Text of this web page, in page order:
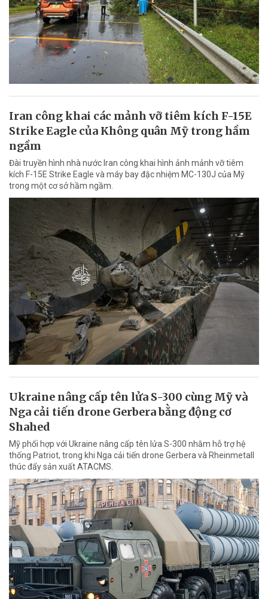
Iran công khai các mảnh vỡ tiêm kích F-15E
Strike Eagle của Không quân Mỹ trong hầm
ngầm
Đài truyền hình nhà nước Iran công khai hình ảnh mảnh vỡ tiêm
kích F-15E Strike Eagle và máy bay đặc nhiệm MC-130J của Mỹ
trong một cơ sở hầm ngầm.
Ukraine nâng cấp tên lửa S-300 cùng Mỹ và
Nga cải tiến drone Gerbera bằng động cơ
Shahed
Mỹ phối hợp với Ukraine nâng cấp tên lửa S-300 nhằm hỗ trợ hệ
thống Patriot, trong khi Nga cải tiến drone Gerbera và Rheinmetall
thúc đẩy sản xuất ATACMS.